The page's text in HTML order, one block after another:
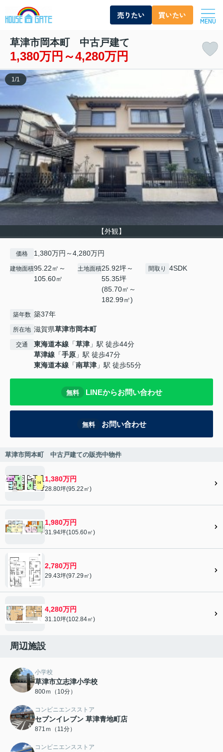
売りたい 買いたい
MENU
草津市岡本町 中古戸建て
1,380万円～4,280万円
【外観】
1 /1
価格 1,380万円～4,280万円
建物面積95.22㎡～
105.60㎡
土地面積25.92坪～
55.35坪
(85.70㎡～
182.99㎡)
間取り 4SDK
築年数 築37年
所在地 滋賀県草津市岡本町
交通 東海道本線 「草津 」駅 徒歩44分
草津線 「手原 」駅 徒歩47分
東海道本線 「南草津 」駅 徒歩55分
無料 LINEからお問い合わせ
無料 お問い合わせ
草津市岡本町 中古戸建ての販売中物件
1,380万円
28.80坪(95.22㎡)
1,980万円
31.94坪(105.60㎡)
2,780万円
29.43坪(97.29㎡)
4,280万円
31.10坪(102.84㎡)
周辺施設
小学校
草津市立志津小学校
800ｍ（10分）
コンビニエンスストア
セブンイレブン 草津青地町店
871ｍ（11分）
コンビニエンスストア